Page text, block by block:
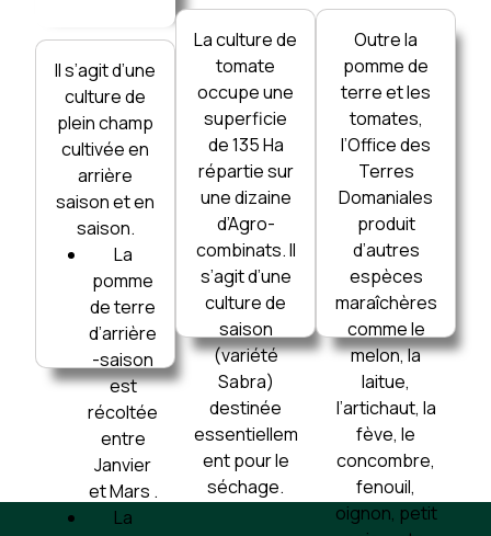
Il s’agit d’une
culture de
plein champ
cultivée en
arrière
saison et en
saison.
La
pomme
de terre
d’arrière
-saison
est
récoltée
entre
Janvier
et Mars .
La
La culture de
tomate
occupe une
superficie
de 135 Ha
répartie sur
une dizaine
d’Agro-
combinats. Il
s’agit d’une
culture de
saison
(variété
Sabra)
destinée
essentiellem
ent pour le
séchage.
Outre la
pomme de
terre et les
tomates,
l’Office des
Terres
Domaniales
produit
d’autres
espèces
maraîchères
comme le
melon, la
laitue,
l’artichaut, la
fève, le
concombre,
fenouil,
oignon, petit